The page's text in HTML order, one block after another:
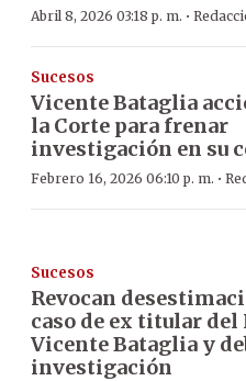
Abril 8, 2026 03:18 p. m. ·
Sucesos
Vicente Bataglia
la Corte para frenar
investigación en su
Febrero 16, 2026 06:10 p. m. ·
Sucesos
Revocan
caso de ex titular del
Vicente Bataglia y
investigación